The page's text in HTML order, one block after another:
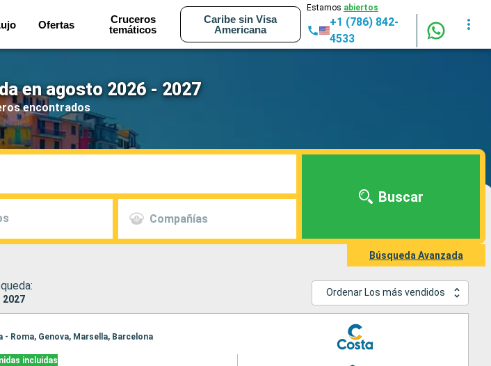
Ofertas
Cruceros
temáticos
Caribe sin Visa
Americana
Estamos abiertos
+1 (786) 842-
4533
en agosto 2026 - 2027
encontrados
Compañías
Buscar
Búsqueda Avanzada
Ordenar Los más vendidos
Roma, Genova, Marsella, Barcelona
incluidas